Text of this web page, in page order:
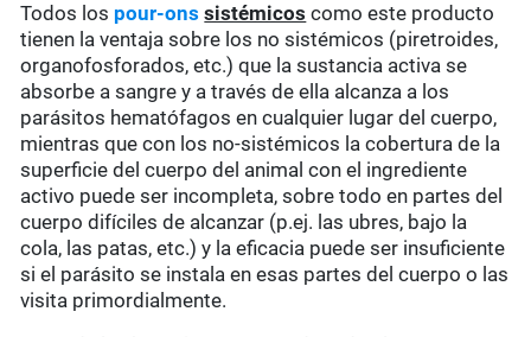
Todos los pour-ons sistémicos como este producto
tienen la ventaja sobre los no sistémicos (piretroides,
organofosforados, etc.) que la sustancia activa se
absorbe a sangre y a través de ella alcanza a los
parásitos hematófagos en cualquier lugar del cuerpo,
mientras que con los no-sistémicos la cobertura de la
superficie del cuerpo del animal con el ingrediente
activo puede ser incompleta, sobre todo en partes del
cuerpo difíciles de alcanzar (p.ej. las ubres, bajo la
cola, las patas, etc.) y la eficacia puede ser insuficiente
si el parásito se instala en esas partes del cuerpo o las
visita primordialmente.